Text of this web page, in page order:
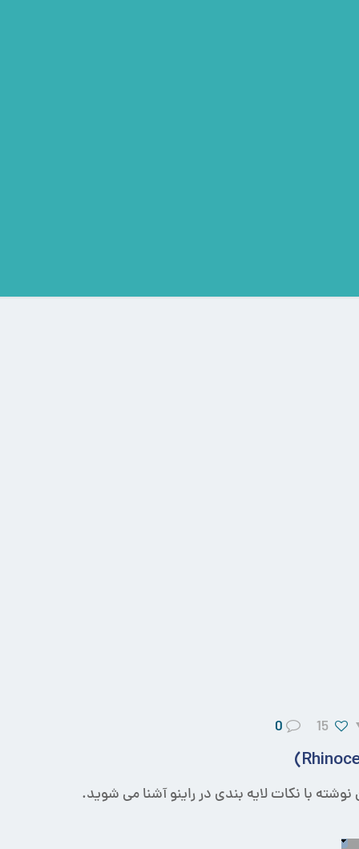
15
0
نوشته با نکات لایه بندی در راینو آشنا می شوید.